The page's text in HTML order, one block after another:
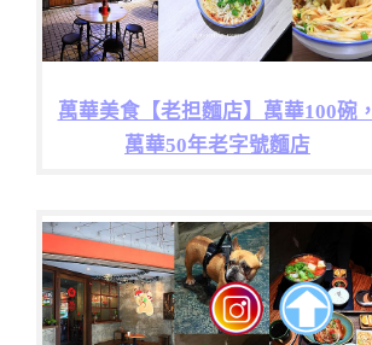
萬華美食【老担麵店】萬華100碗，
萬華50年老字號麵店